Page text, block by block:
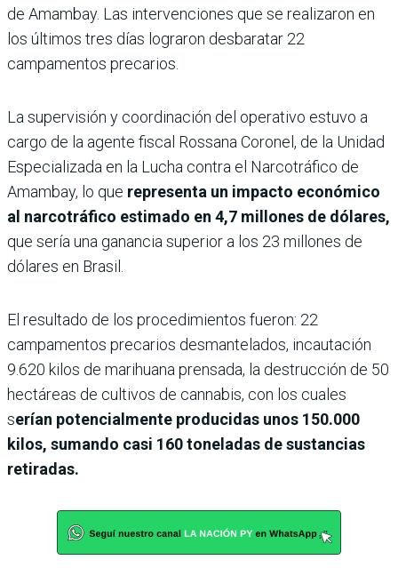
de Amambay. Las intervenciones que se realizaron en
los últimos tres días lograron desbaratar 22
campamentos precarios.
La supervisión y coordinación del operativo estuvo a
cargo de la agente fiscal Rossana Coronel, de la Unidad
Especializada en la Lucha contra el Narcotráfico de
Amambay, lo que representa un impacto económico
al narcotráfico estimado en 4,7 millones de dólares,
que sería una ganancia superior a los 23 millones de
dólares en Brasil.
El resultado de los procedimientos fueron: 22
campamentos precarios desmantelados, incautación
9.620 kilos de marihuana prensada, la destrucción de 50
hectáreas de cultivos de cannabis, con los cuales
serían potencialmente producidas unos 150.000
kilos, sumando casi 160 toneladas de sustancias
retiradas.